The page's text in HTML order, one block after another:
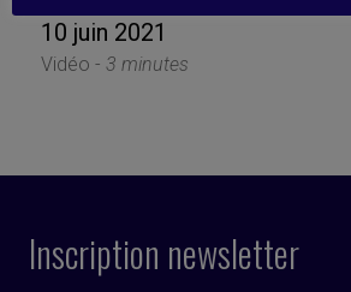
10 juin 2021
Vidéo - 3 minutes
Inscription newsletter